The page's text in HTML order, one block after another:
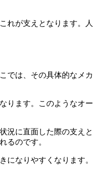
れが支えとなります。人
では、その具体的なメカ
ります。このようなオー
況に直面した際の支えと
るのです。
になりやすくなります。